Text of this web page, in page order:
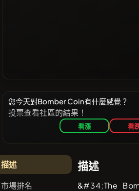
您今天對Bomber Coin有什麼感覺？
投票查看社區的結果！
看漲 看
描述
市場排名
描述
&#34;The